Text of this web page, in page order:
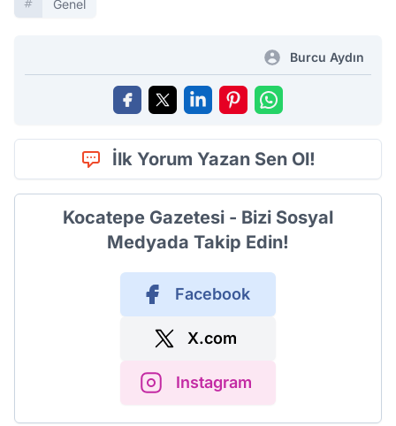
Genel
Burcu Aydın
İlk Yorum Yazan Sen Ol!
Kocatepe Gazetesi - Bizi Sosyal
Medyada Takip Edin!
Facebook
X.com
Instagram